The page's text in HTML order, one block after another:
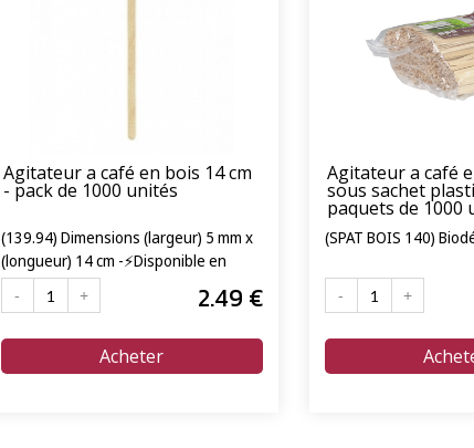
Agitateur a café en bois 14 cm
- pack de 1000 unités
(139.94) Dimensions (largeur) 5 mm x
(longueur) 14 cm -⚡Disponible en
livraison express 24/72h⚡
2.49 €
Agitateur a café
sous sachet
paquets de 1000
(SPAT BOIS 140)